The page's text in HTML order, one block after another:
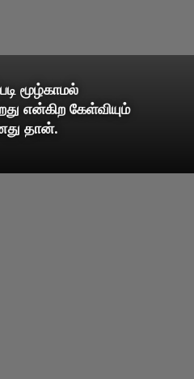
மூழ்காமல்
என்கிற கேள்வியும்
தான்.